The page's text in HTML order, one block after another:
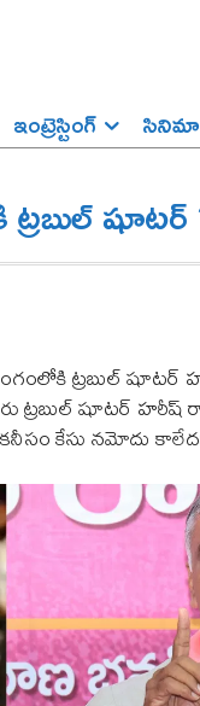
ఇంట్రెస్టింగ్‌ సినిమా
ట్రబుల్‌ షూటర్‌
ట్రబుల్‌ షూటర్‌ హరీష్‌
కనీసం కేసు నమోదు